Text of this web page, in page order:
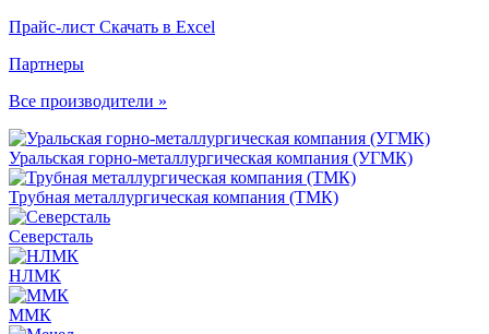
Прайс-лист Скачать в Excel
Партнеры
Все производители »
Уральская горно-металлургическая компания (УГМК)
Трубная металлургическая компания (ТМК)
Северсталь
НЛМК
ММК